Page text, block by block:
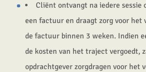
Cliënt ontvangt na iedere sessie
een factuur en draagt zorg voor het
de factuur binnen 3 weken. Indien
de kosten van het traject vergoedt,
opdrachtgever zorgdragen voor het